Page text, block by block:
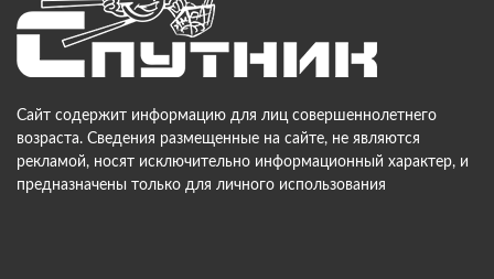
Сайт содержит информацию для лиц совершеннолетнего
возраста. Сведения размещенные на сайте, не являются
рекламой, носят исключительно информационный характер, и
предназначены только для личного использования